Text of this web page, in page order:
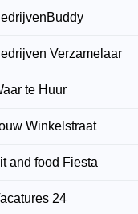
Verzamelaar
te Huur
Winkelstraat
and food Fiesta
24